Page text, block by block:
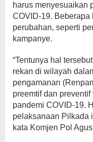
harus menyesuaikan
COVID-19.
perubahan, seperti
kampanye.
“Tentunya hal
rekan di wilayah
pengamanan
preemtif dan
pandemi COVID-19.
pelaksanaan Pilkada
kata Komjen Pol